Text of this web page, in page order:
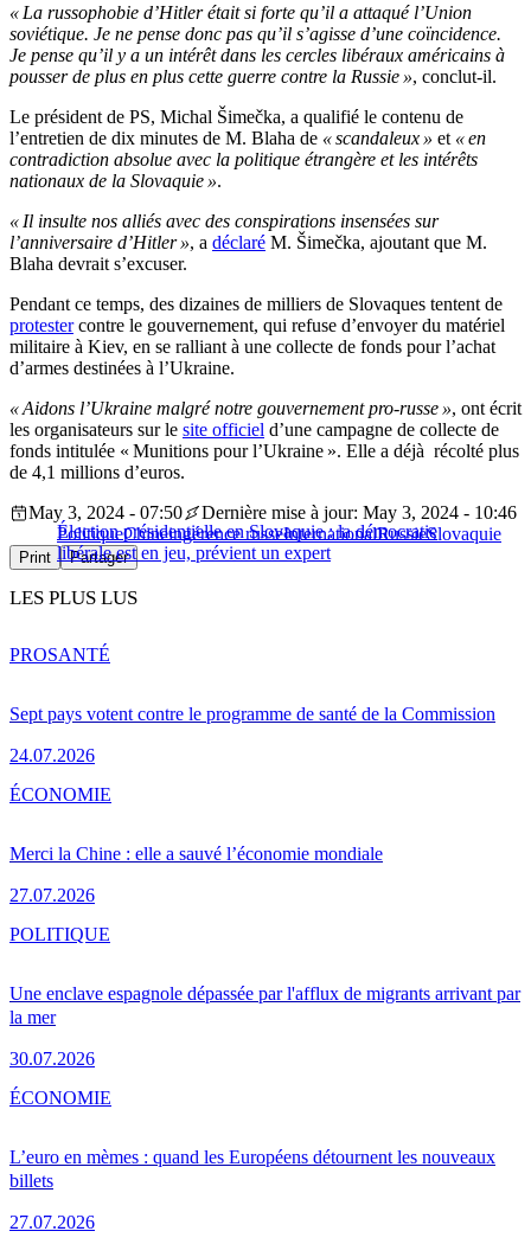
« La russophobie d’Hitler était si forte qu’il a attaqué l’Union
soviétique. Je ne pense donc pas qu’il s’agisse d’une coïncidence.
Je pense qu’il y a un intérêt dans les cercles libéraux américains à
pousser de plus en plus cette guerre contre la Russie », conclut-il.
Le président de PS, Michal Šimečka, a qualifié le contenu de
l’entretien de dix minutes de M. Blaha de « scandaleux » et « en
contradiction absolue avec la politique étrangère et les intérêts
nationaux de la Slovaquie ».
« Il insulte nos alliés avec des conspirations insensées sur
l’anniversaire d’Hitler », a déclaré M. Šimečka, ajoutant que M.
Blaha devrait s’excuser.
Pendant ce temps, des dizaines de milliers de Slovaques tentent de
protestercontre le gouvernement, qui refuse d’envoyer du matériel
militaire à Kiev, en se ralliant à une collecte de fonds pour l’achat
d’armes destinées à l’Ukraine.
« Aidons l’Ukraine malgré notre gouvernement pro-russe », ont écrit
les organisateurs sur le site officiel d’une campagne de collecte de
fonds intitulée « Munitions pour l’Ukraine ». Elle a déjà récolté plus
de 4,1 millions d’euros.
Élection présidentielle en Slovaquie : la démocratie
libérale est en jeu, prévient un expert
May 3, 2024 - 07:50
Dernière mise à jour: May 3, 2024 - 10:46
PolitiqueChineingérence russeInternationalRussieSlovaquie
Print Partager
LES PLUS LUS
Sept pays votent contre le programme de santé de la Commission
24.07.2026
PROSANTÉ
Merci la Chine : elle a sauvé l’économie mondiale
27.07.2026
ÉCONOMIE
Une enclave espagnole dépassée par l'afflux de migrants arrivant par
la mer
30.07.2026
POLITIQUE
L’euro en mèmes : quand les Européens détournent les nouveaux
billets
27.07.2026
ÉCONOMIE